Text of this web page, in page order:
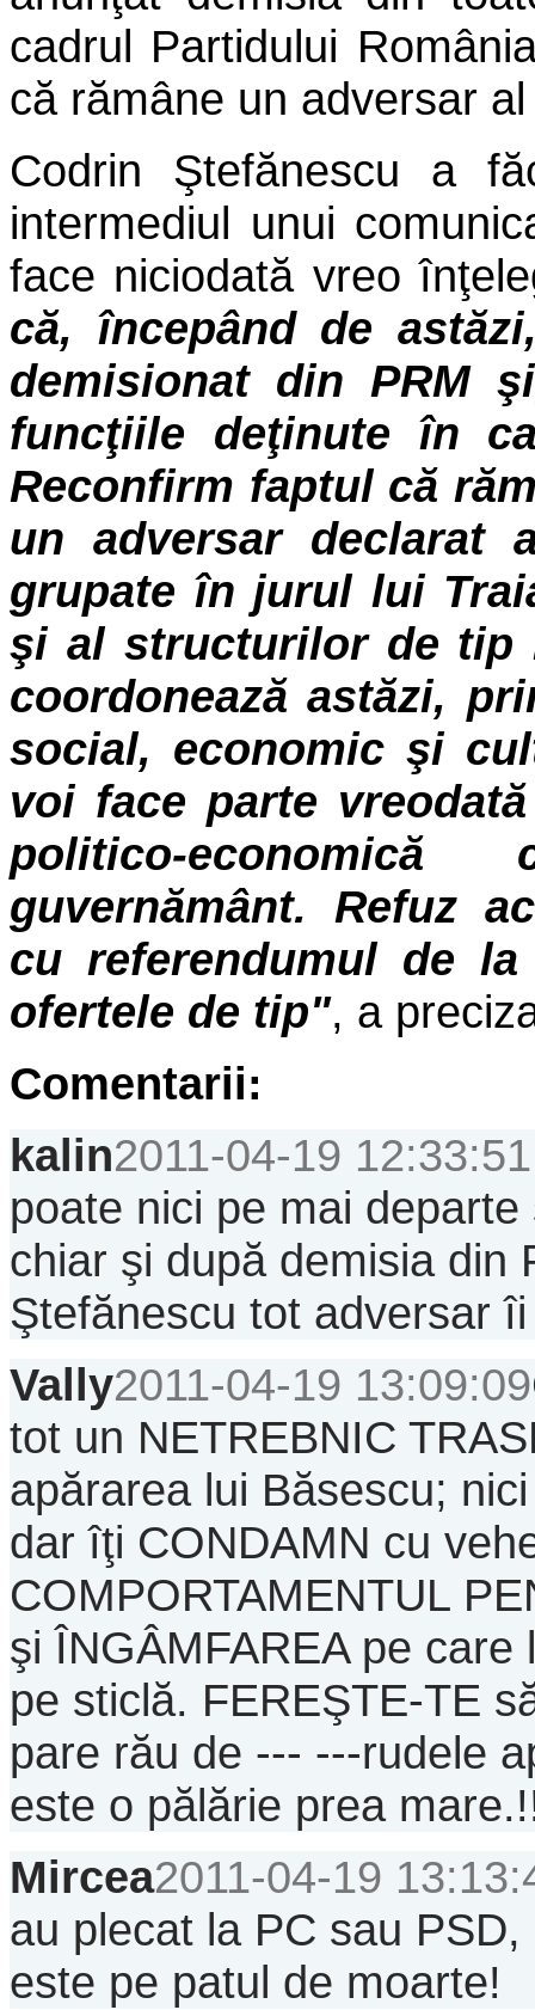
cadrul Partidului
că rămâne un adversar
Codrin Ştefănescu a
intermediul unui
face niciodată vreo
că, începând de
demisionat din PRM
funcţiile deţinute în
Reconfirm faptul că
un adversar declarat
grupate în jurul lui
şi al structurilor de tip
coordonează astăzi,
social, economic şi
voi face parte
politico-
guvernământ. Refuz
cu referendumul de
ofertele de tip", a
Comentarii:
kalin2011-04-19 12:33:51
poate nici pe mai
chiar şi după demisia din
Ştefănescu tot adversar
Vally2011-04-19 13:09:09
tot un NETREBNIC
apărarea lui Băsescu;
dar îţi CONDAMN cu
COMPORTAMENTUL
şi ÎNGÂMFAREA pe
pe sticlă. FEREŞTE-TE
pare rău de --- ---rudele
este o pălărie prea
Mircea2011-04-19
au plecat la PC sau
este pe patul de moarte!